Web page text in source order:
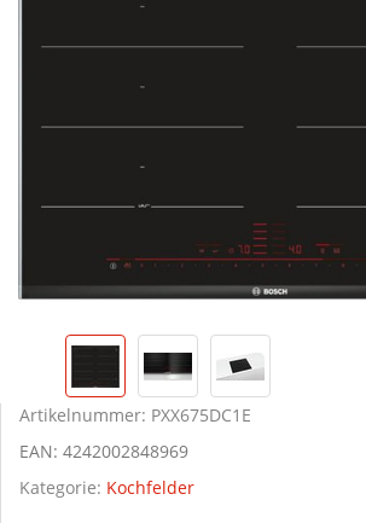
Artikelnummer: PXX675DC1E
EAN: 4242002848969
Kategorie: Kochfelder